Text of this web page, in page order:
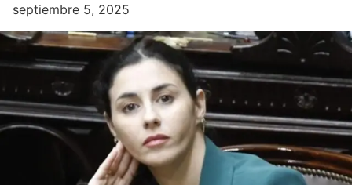
septiembre 5, 2025